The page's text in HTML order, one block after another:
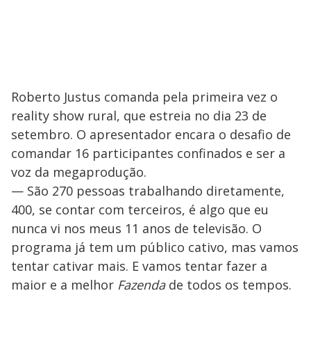
Roberto Justus comanda pela primeira vez o
reality show rural, que estreia no dia 23 de
setembro. O apresentador encara o desafio de
comandar 16 participantes confinados e ser a
voz da megaprodução.
— São 270 pessoas trabalhando diretamente,
400, se contar com terceiros, é algo que eu
nunca vi nos meus 11 anos de televisão. O
programa já tem um público cativo, mas vamos
tentar cativar mais. E vamos tentar fazer a
maior e a melhor Fazenda de todos os tempos.